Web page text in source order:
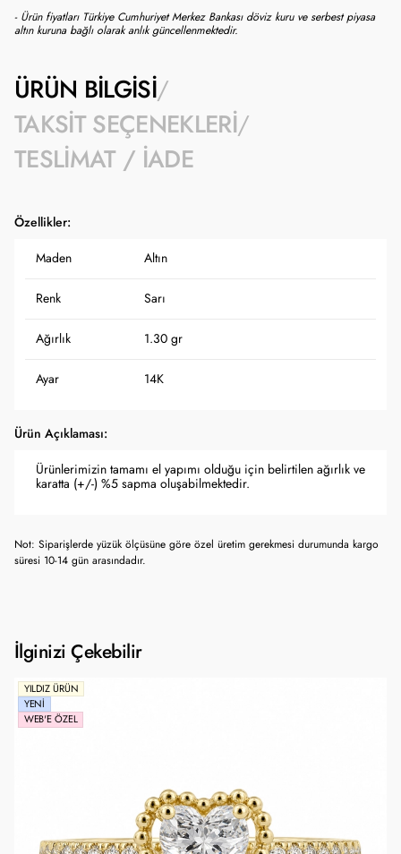
- Ürün fiyatları Türkiye Cumhuriyet Merkez Bankası döviz kuru ve serbest piyasa
altın kuruna bağlı olarak anlık güncellenmektedir.
ÜRÜN BILGISI
TAKSIT SEÇENEKLERI
TESLIMAT / İADE
Özellikler:
Maden Altın
Renk Sarı
Ağırlık 1.30 gr
Ayar 14K
Ürün Açıklaması:
Ürünlerimizin tamamı el yapımı olduğu için belirtilen ağırlık ve
karatta (+/-) %5 sapma oluşabilmektedir.
Not: Siparişlerde yüzük ölçüsüne göre özel üretim gerekmesi durumunda kargo
süresi 10-14 gün arasındadır.
İlginizi Çekebilir
YILDIZ ÜRÜN
YENI
WEB'E ÖZEL